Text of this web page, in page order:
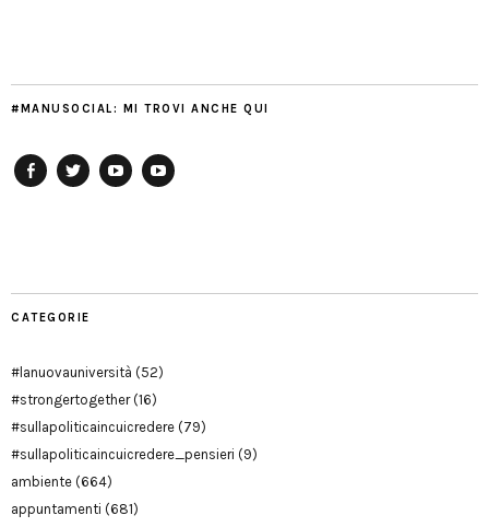
#MANUSOCIAL: MI TROVI ANCHE QUI
CATEGORIE
#lanuovauniversità (52)
#strongertogether(16)
#sullapoliticaincuicredere (79)
#sullapoliticaincuicredere_pensieri (9)
ambiente (664)
appuntamenti (681)